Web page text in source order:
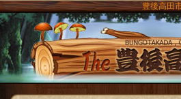
豊後高田
メニュー